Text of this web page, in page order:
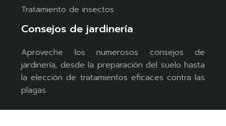
Tratamiento de insectos
Consejos de jardinería
Aproveche los numerosos consejos de
jardinería, desde la preparación del suelo hasta
la elección de tratamientos eficaces contra las
plagas.